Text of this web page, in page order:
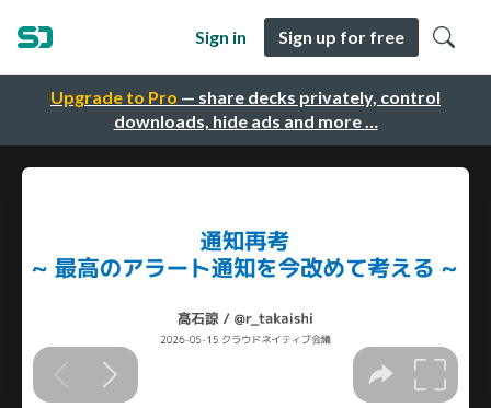
Upgrade to Pro — share decks privately, control
downloads, hide ads and more …
Sign in Sign up for free